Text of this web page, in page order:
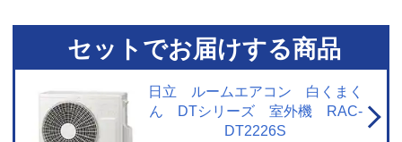
テンを閉め切った日射量の少ない日中を想定。
※6 運転中の室外機の吸い込
み空気温度。ベランダなど狭小スペースに設置した場合、室外機周辺が高温
になることがあります。所定の設置スペースを確保してください。また、高
温の場合、製品保護のため運転しないことがあります。使用環境により能力
が低下する場合があります。
セットでお届けする商品
日立 ルームエアコン 白くまく
ん DTシリーズ 室外機 RAC-
DT2226S